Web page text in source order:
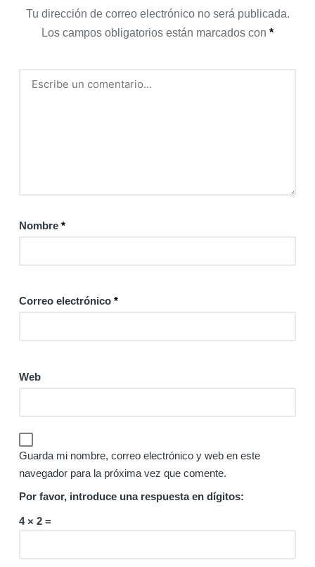
Tu dirección de correo electrónico no será publicada.
Los campos obligatorios están marcados con *
Nombre *
Correo electrónico *
Web
Guarda mi nombre, correo electrónico y web en este
navegador para la próxima vez que comente.
Por favor, introduce una respuesta en dígitos:
4 × 2 =